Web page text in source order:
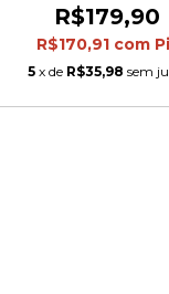
preto
R$179,90
R$170,91 com
5 x de R$35,98 sem